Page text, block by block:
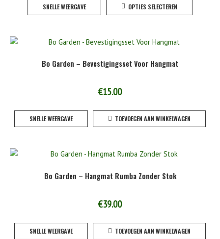
SNELLE WEERGAVE OPTIES SELECTEREN
op
Bo Garden – Bevestigingsset Voor Hangmat
€15.00
SNELLE WEERGAVE TOEVOEGEN AAN WINKELWAGEN
Bo Garden – Hangmat Rumba Zonder Stok
€39.00
SNELLE WEERGAVE TOEVOEGEN AAN WINKELWAGEN